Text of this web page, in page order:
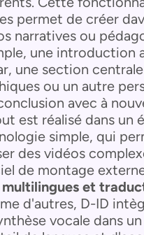
permet de créer
narratives ou
une introduction
une section
ou un autre
avec à
est réalisé dans un
simple, qui
des vidéos
de montage
et
d'autres, D-ID
vocale dans